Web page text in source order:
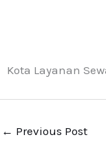
Kota Layanan
← Previous Post